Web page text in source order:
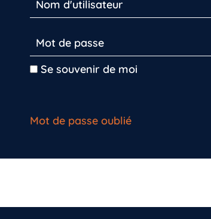
Se souvenir de moi
Mot de passe oublié